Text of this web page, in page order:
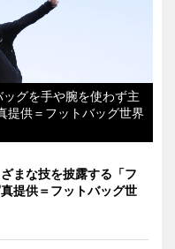
グを手や腕を使わず主
提供＝フットバッグ世界
まな技を披露する「フ
提供＝フットバッグ世